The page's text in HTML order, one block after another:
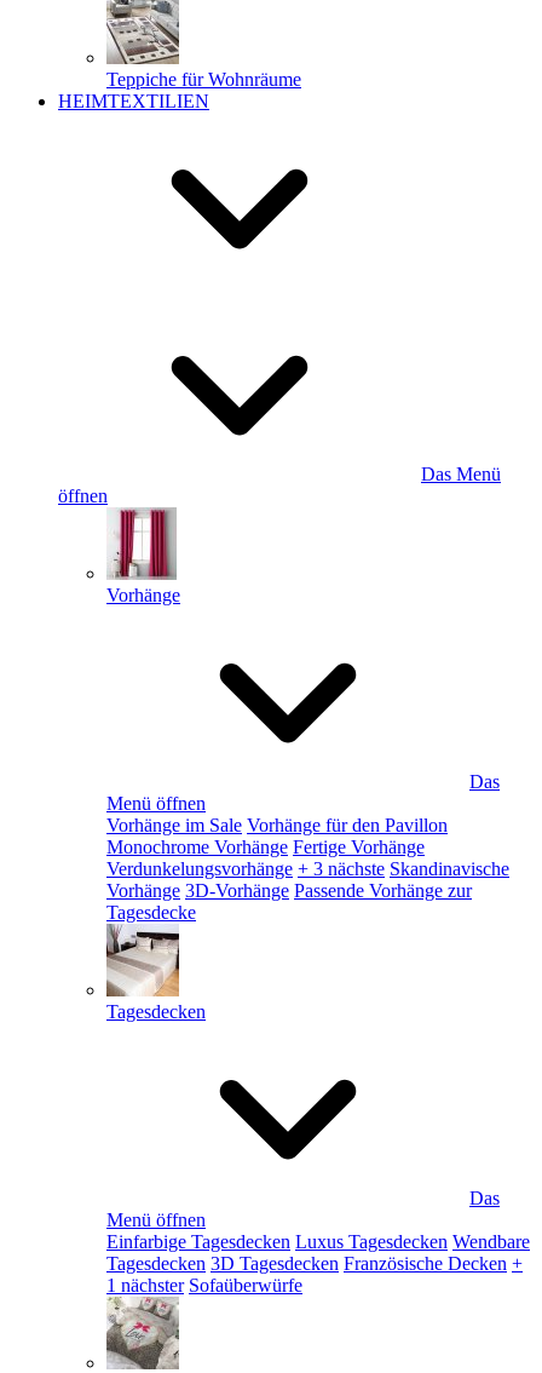
Teppiche für Wohnräume
HEIMTEXTILIEN
Das Menü
öffnen
Vorhänge
Das
Menü öffnen
Vorhänge im Sale Vorhänge für den Pavillon
Monochrome Vorhänge Fertige Vorhänge
Verdunkelungsvorhänge + 3 nächste Skandinavische
Vorhänge 3D-Vorhänge Passende Vorhänge zur
Tagesdecke
Tagesdecken
Das
Menü öffnen
Einfarbige Tagesdecken Luxus Tagesdecken Wendbare
Tagesdecken 3D Tagesdecken Französische Decken +
1 nächster Sofaüberwürfe